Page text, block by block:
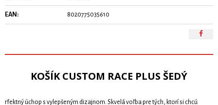
EAN: 8020775035610
KOŠÍK CUSTOM RACE PLUS ŠEDÝ
rfektný úchop s vylepšeným dizajnom. Skvelá voľba pre tých, ktorí si chcú